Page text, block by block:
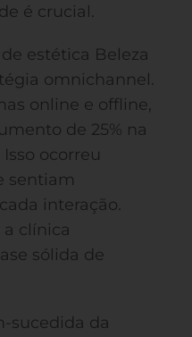
é crucial.
estética Beleza
omnichannel.
online e offline,
de 25% na
ocorreu
sentiam
interação.
clínica
sólida de
sucedida da